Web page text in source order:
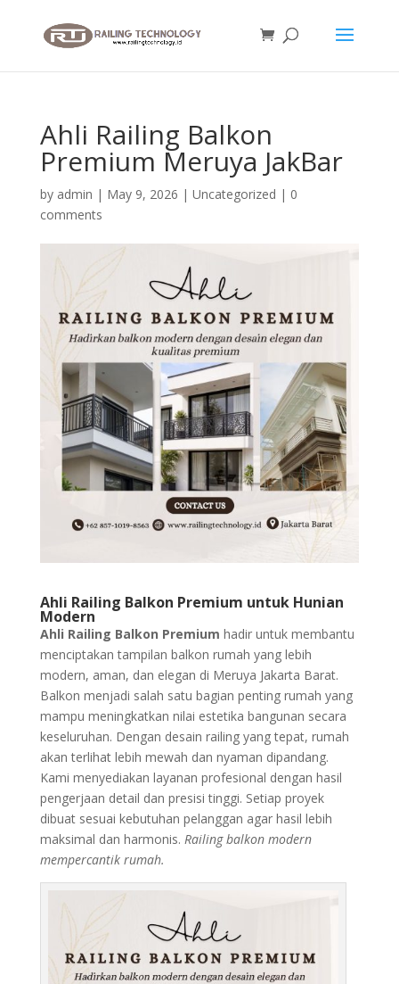
Ahli Railing Balkon
Premium Meruya JakBar
by admin | May 9, 2026 | Uncategorized | 0
comments
Ahli Railing Balkon Premium untuk Hunian
Modern
Ahli Railing Balkon Premium hadir untuk membantu
menciptakan tampilan balkon rumah yang lebih
modern, aman, dan elegan di Meruya Jakarta Barat.
Balkon menjadi salah satu bagian penting rumah yang
mampu meningkatkan nilai estetika bangunan secara
keseluruhan. Dengan desain railing yang tepat, rumah
akan terlihat lebih mewah dan nyaman dipandang.
Kami menyediakan layanan profesional dengan hasil
pengerjaan detail dan presisi tinggi. Setiap proyek
dibuat sesuai kebutuhan pelanggan agar hasil lebih
maksimal dan harmonis. Railing balkon modern
mempercantik rumah.